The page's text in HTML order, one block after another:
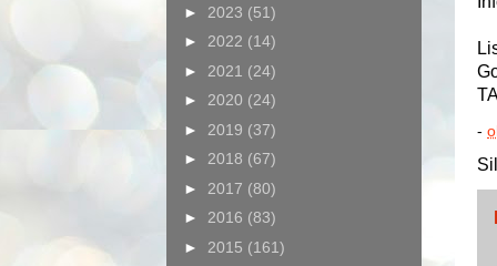
-
► 2023 (51)
► 2022 (14)
► 2021 (24)
► 2020 (24)
► 2019 (37)
► 2018 (67)
► 2017 (80)
► 2016 (83)
► 2015 (161)